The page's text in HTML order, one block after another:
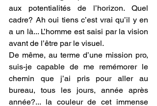
aux potentialités de l’horizon. Quel
cadre? Ah oui tiens c’est vrai qu’il y en
a un là... L’homme est saisi par la vision
avant de l’être par le visuel.
De même, au terme d’une mission pro,
suis-je capable de me remémorer le
chemin que j’ai pris pour aller au
bureau, tous les jours, année après
année?... la couleur de cet immense